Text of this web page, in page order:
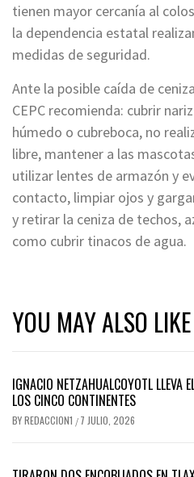
tienen mayor cercanía al
la dependencia estatal
medidas de seguridad.
Ante la posible caída de
CEPC recomienda: cubrir
húmedo o cubreboca, no
libre, mantener a las
utilizar lentes de armazón y
contacto, limpiar ojos y
y retirar la ceniza de techos,
como cubrir tinacos de agua.
YOU MAY ALSO LIKE
IGNACIO NETZAHUALCOYOTL LLEVA
LOS CINCO CONTINENTES
BYREDACCION1 / 7 JULIO, 2026